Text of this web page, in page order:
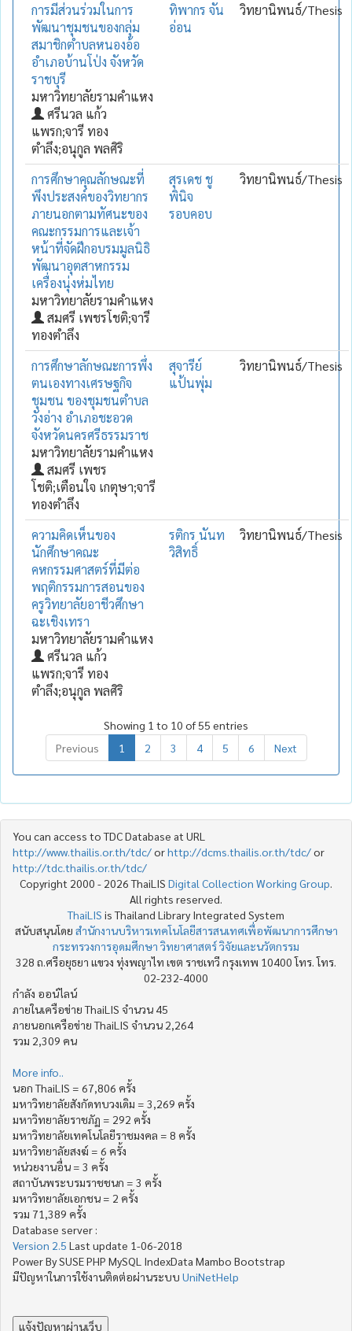
การมีส่วนร่วมในการ
พัฒนาชุมชนของกลุ่ม
สมาชิกตำบลหนองอ้อ
อำเภอบ้านโป่ง จังหวัด
ราชบุรี
มหาวิทยาลัยรามคำแหง
ศรีนวล แก้ว
แพรก;จารี ทอง
ตำลึง;อนุกูล พลศิริ
ทิพากร จัน
อ่อน
วิทยานิพนธ์/Thesis
การศึกษาคุณลักษณะที่
พึงประสงค์ของวิทยากร
ภายนอกตามทัศนะของ
คณะกรรมการและเจ้า
หน้าที่จัดฝึกอบรมมูลนิธิ
พัฒนาอุตสาหกรรม
เครื่องนุ่งห่มไทย
มหาวิทยาลัยรามคำแหง
สมศรี เพชรโชติ;จารี
ทองตำลึง
สุรเดช ชู
พินิจ
รอบคอบ
วิทยานิพนธ์/Thesis
การศึกษาลักษณะการพึ่ง
ตนเองทางเศรษฐกิจ
ชุมชน ของชุมชนตำบล
วังอ่าง อำเภอชะอวด
จังหวัดนครศรีธรรมราช
มหาวิทยาลัยรามคำแหง
สมศรี เพชร
โชติ;เตือนใจ เกตุษา;จารี
ทองตำลึง
สุจารีย์
แป้นพุ่ม
วิทยานิพนธ์/Thesis
ความคิดเห็นของ
นักศึกษาคณะ
คหกรรมศาสตร์ที่มีต่อ
พฤติกรรมการสอนของ
ครูวิทยาลัยอาชีวศึกษา
ฉะเชิงเทรา
มหาวิทยาลัยรามคำแหง
ศรีนวล แก้ว
แพรก;จารี ทอง
ตำลึง;อนุกูล พลศิริ
รติกร นันท
วิสิทธิ์
วิทยานิพนธ์/Thesis
Showing 1 to 10 of 55 entries
Previous
1 2 3 4 5 6 Next
You can access to TDC Database at URL
http://www.thailis.or.th/tdc/orhttp://dcms.thailis.or.th/tdc/or
http://tdc.thailis.or.th/tdc/
Copyright 2000 - 2026 ThaiLIS Digital Collection Working Group
All rights reserved.
ThaiLIS is Thailand Library Integrated System
สนับสนุนโดย สำนักงานบริหารเทคโนโลยีสารสนเทศเพื่อพัฒนาการศึกษา
กระทรวงการอุดมศึกษา วิทยาศาสตร์ วิจัยและนวัตกรรม
328 ถ.ศรีอยุธยา แขวง ทุ่งพญาไท เขต ราชเทวี กรุงเทพ 10400 โทร. โทร.
02-232-4000
กำลัง ออน์ไลน์
ภายในเครือข่าย ThaiLIS จำนวน 45
ภายนอกเครือข่าย ThaiLIS จำนวน 2,264
รวม 2,309 คน
More info..
นอก ThaiLIS = 67,806 ครั้ง
มหาวิทยาลัยสังกัดทบวงเดิม = 3,269 ครั้ง
มหาวิทยาลัยราชภัฏ = 292 ครั้ง
มหาวิทยาลัยเทคโนโลยีราชมงคล = 8 ครั้ง
มหาวิทยาลัยสงฆ์ = 6 ครั้ง
หน่วยงานอื่น = 3 ครั้ง
สถาบันพระบรมราชชนก = 3 ครั้ง
มหาวิทยาลัยเอกชน = 2 ครั้ง
รวม 71,389 ครั้ง
Database server :
Version 2.5 Last update 1-06-2018
Power By SUSE PHP MySQL IndexData Mambo Bootstrap
มีปัญหาในการใช้งานติดต่อผ่านระบบ UniNetHelp